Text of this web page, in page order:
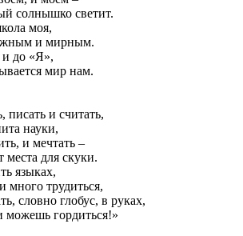
солнышко светит.
моя,
и мирным.
и до «Я»,
мир нам.
писать и считать,
науки,
и мечтать –
места для скуки.
языках,
много трудиться,
словно глобус, в руках,
можешь гордиться!»